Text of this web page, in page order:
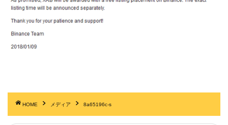
HOME メディア 8a65196c-s